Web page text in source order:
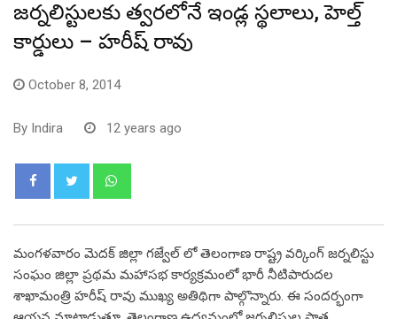
జర్నలిస్టులకు త్వరలోనే ఇండ్ల స్థలాలు, హెల్త్
కార్డులు – హరీష్ రావు
October 8, 2014
By Indira 12 years ago
మంగళవారం మెదక్ జిల్లా గజ్వేల్ లో తెలంగాణ రాష్ట్ర వర్కింగ్ జర్నలిస్టు
సంఘం జిల్లా ప్రథమ మహాసభ కార్యక్రమంలో భారీ నీటిపారుదల
శాఖామంత్రి హరీష్ రావు ముఖ్య అతిథిగా పాల్గొన్నారు. ఈ సందర్భంగా